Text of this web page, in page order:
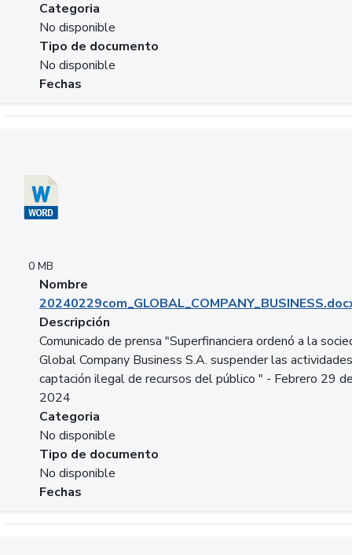
Categoria
No disponible
Tipo de documento
No disponible
Fechas
0 MB
Nombre
Descripción
Comunicado de prensa "Superfinanciera ordenó a la
Global Company Business S.A. suspender las
captación ilegal de recursos del público " - Febrero 29
2024
Categoria
No disponible
Tipo de documento
No disponible
Fechas